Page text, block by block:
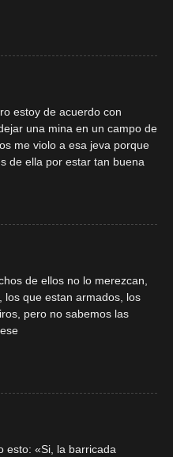
estoy de acuerdo con
una mina en un campo de
me violo a esa jeva porque
de ella por estar tan buena
de ellos no lo merezcan,
los que estan armados, los
pero no sabemos las
esto: «Si, la barricada